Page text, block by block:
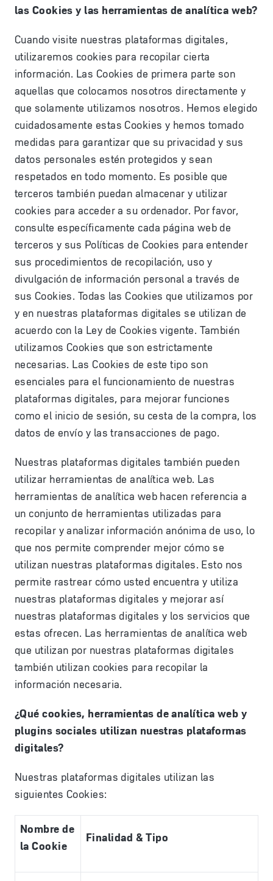
las Cookies y las herramientas de analítica web?
Cuando visite nuestras plataformas digitales,
utilizaremos cookies para recopilar cierta
información. Las Cookies de primera parte son
aquellas que colocamos nosotros directamente y
que solamente utilizamos nosotros. Hemos elegido
cuidadosamente estas Cookies y hemos tomado
medidas para garantizar que su privacidad y sus
datos personales estén protegidos y sean
respetados en todo momento. Es posible que
terceros también puedan almacenar y utilizar
cookies para acceder a su ordenador. Por favor,
consulte específicamente cada página web de
terceros y sus Políticas de Cookies para entender
sus procedimientos de recopilación, uso y
divulgación de información personal a través de
sus Cookies. Todas las Cookies que utilizamos por
y en nuestras plataformas digitales se utilizan de
acuerdo con la Ley de Cookies vigente. También
utilizamos Cookies que son estrictamente
necesarias. Las Cookies de este tipo son
esenciales para el funcionamiento de nuestras
plataformas digitales, para mejorar funciones
como el inicio de sesión, su cesta de la compra, los
datos de envío y las transacciones de pago.
Nuestras plataformas digitales también pueden
utilizar herramientas de analítica web. Las
herramientas de analítica web hacen referencia a
un conjunto de herramientas utilizadas para
recopilar y analizar información anónima de uso, lo
que nos permite comprender mejor cómo se
utilizan nuestras plataformas digitales. Esto nos
permite rastrear cómo usted encuentra y utiliza
nuestras plataformas digitales y mejorar así
nuestras plataformas digitales y los servicios que
estas ofrecen. Las herramientas de analítica web
que utilizan por nuestras plataformas digitales
también utilizan cookies para recopilar la
información necesaria.
¿Qué cookies, herramientas de analítica web y
plugins sociales utilizan nuestras plataformas
digitales?
Nuestras plataformas digitales utilizan las
siguientes Cookies:
Nombre de
la Cookie
Finalidad & Tipo